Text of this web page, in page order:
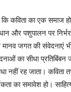
कविता का एक समाज
और पशुपालन पर निर्भर
जगत की संवेदनाएं भी
का सीधा
नहीं रह जाता। कविता
का समावेश हो।